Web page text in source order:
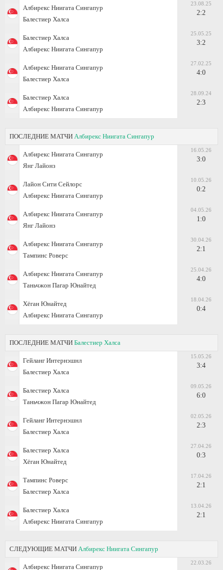
Албирекс Ниигата Сингапур
Балестиер Халса
23.08.25
2:2
Балестиер Халса
Албирекс Ниигата Сингапур
25.05.25
3:2
Албирекс Ниигата Сингапур
Балестиер Халса
27.02.25
4:0
Балестиер Халса
Албирекс Ниигата Сингапур
28.09.24
2:3
ПОСЛЕДНИЕ МАТЧИ Албирекс Ниигата Сингапур
Албирекс Ниигата Сингапур
Янг Лайонз
16.05.26
3:0
Лайон Сити Сейлорс
Албирекс Ниигата Сингапур
10.05.26
0:2
Албирекс Ниигата Сингапур
Янг Лайонз
04.05.26
1:0
Албирекс Ниигата Сингапур
Тампинс Роверс
30.04.26
2:1
Албирекс Ниигата Сингапур
Таньчжон Пагар Юнайтед
25.04.26
4:0
Хёган Юнайтед
Албирекс Ниигата Сингапур
18.04.26
0:4
ПОСЛЕДНИЕ МАТЧИ Балестиер Халса
Гейланг Интернэшнл
Балестиер Халса
15.05.26
3:4
Балестиер Халса
Таньчжон Пагар Юнайтед
09.05.26
6:0
Гейланг Интернэшнл
Балестиер Халса
02.05.26
2:3
Балестиер Халса
Хёган Юнайтед
27.04.26
0:3
Тампинс Роверс
Балестиер Халса
17.04.26
2:1
Балестиер Халса
Албирекс Ниигата Сингапур
13.04.26
2:1
СЛЕДУЮЩИЕ МАТЧИ Албирекс Ниигата Сингапур
Албирекс Ниигата Сингапур
22.03.26